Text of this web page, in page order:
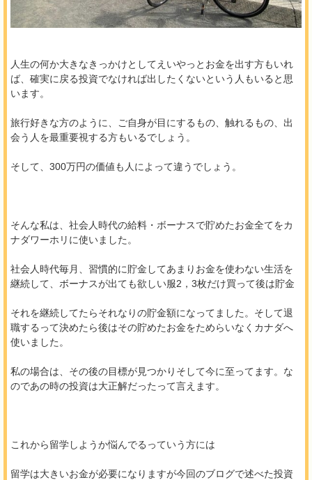
人生の何か大きなきっかけとしてえいやっとお金を出す方もいれ
ば、確実に戻る投資でなければ出したくないという人もいると思
います。
旅行好きな方のように、ご自身が目にするもの、触れるもの、出
会う人を最重要視する方もいるでしょう。
そして、300万円の価値も人によって違うでしょう。
そんな私は、社会人時代の給料・ボーナスで貯めたお金全てをカ
ナダワーホリに使いました。
社会人時代毎月、習慣的に貯金してあまりお金を使わない生活を
継続して、ボーナスが出ても欲しい服2，3枚だけ買って後は貯金
それを継続してたらそれなりの貯金額になってました。そして退
職するって決めたら後はその貯めたお金をためらいなくカナダへ
使いました。
私の場合は、その後の目標が見つかりそして今に至ってます。な
のであの時の投資は大正解だったって言えます。
これから留学しようか悩んでるっていう方には
留学は大きいお金が必要になりますが今回のブログで述べた投資